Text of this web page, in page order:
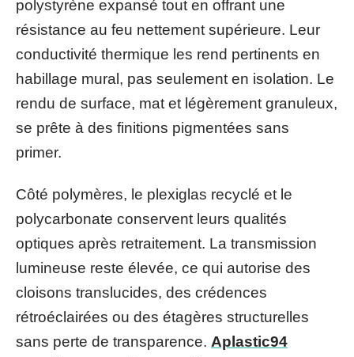
polystyrène expansé tout en offrant une
résistance au feu nettement supérieure. Leur
conductivité thermique les rend pertinents en
habillage mural, pas seulement en isolation. Le
rendu de surface, mat et légèrement granuleux,
se prête à des finitions pigmentées sans
primer.
Côté polymères, le plexiglas recyclé et le
polycarbonate conservent leurs qualités
optiques après retraitement. La transmission
lumineuse reste élevée, ce qui autorise des
cloisons translucides, des crédences
rétroéclairées ou des étagères structurelles
sans perte de transparence. Aplastic94